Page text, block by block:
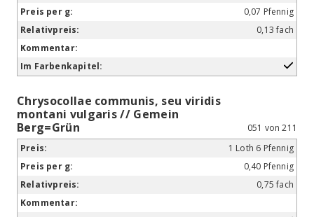
0,07 Pfennig
0,13 fach
Chrysocollae communis, seu viridis
montani vulgaris // Gemein
Berg=Grün
051 von 211
1 Loth 6 Pfennig
0,40 Pfennig
0,75 fach